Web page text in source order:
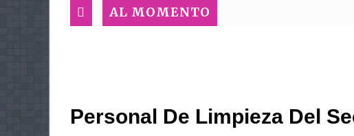
AL MOMENTO
Personal De Limpieza Del